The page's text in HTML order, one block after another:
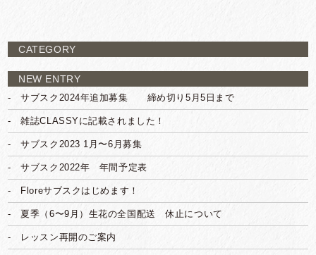
CATEGORY
NEW ENTRY
サブスク2024年追加募集 締め切り5月5日まで
雑誌CLASSYに記載されました！
サブスク2023 1月〜6月募集
サブスク2022年 年間予定表
Floreサブスクはじめます！
夏季（6〜9月）生花の全国配送 休止について
レッスン再開のご案内